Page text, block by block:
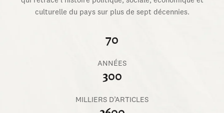
culturelle du pays sur plus de sept décennies.
70
ANNÉES
300
MILLIERS D’ARTICLES